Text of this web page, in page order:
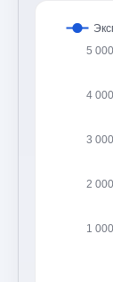
1
2
3
4
5